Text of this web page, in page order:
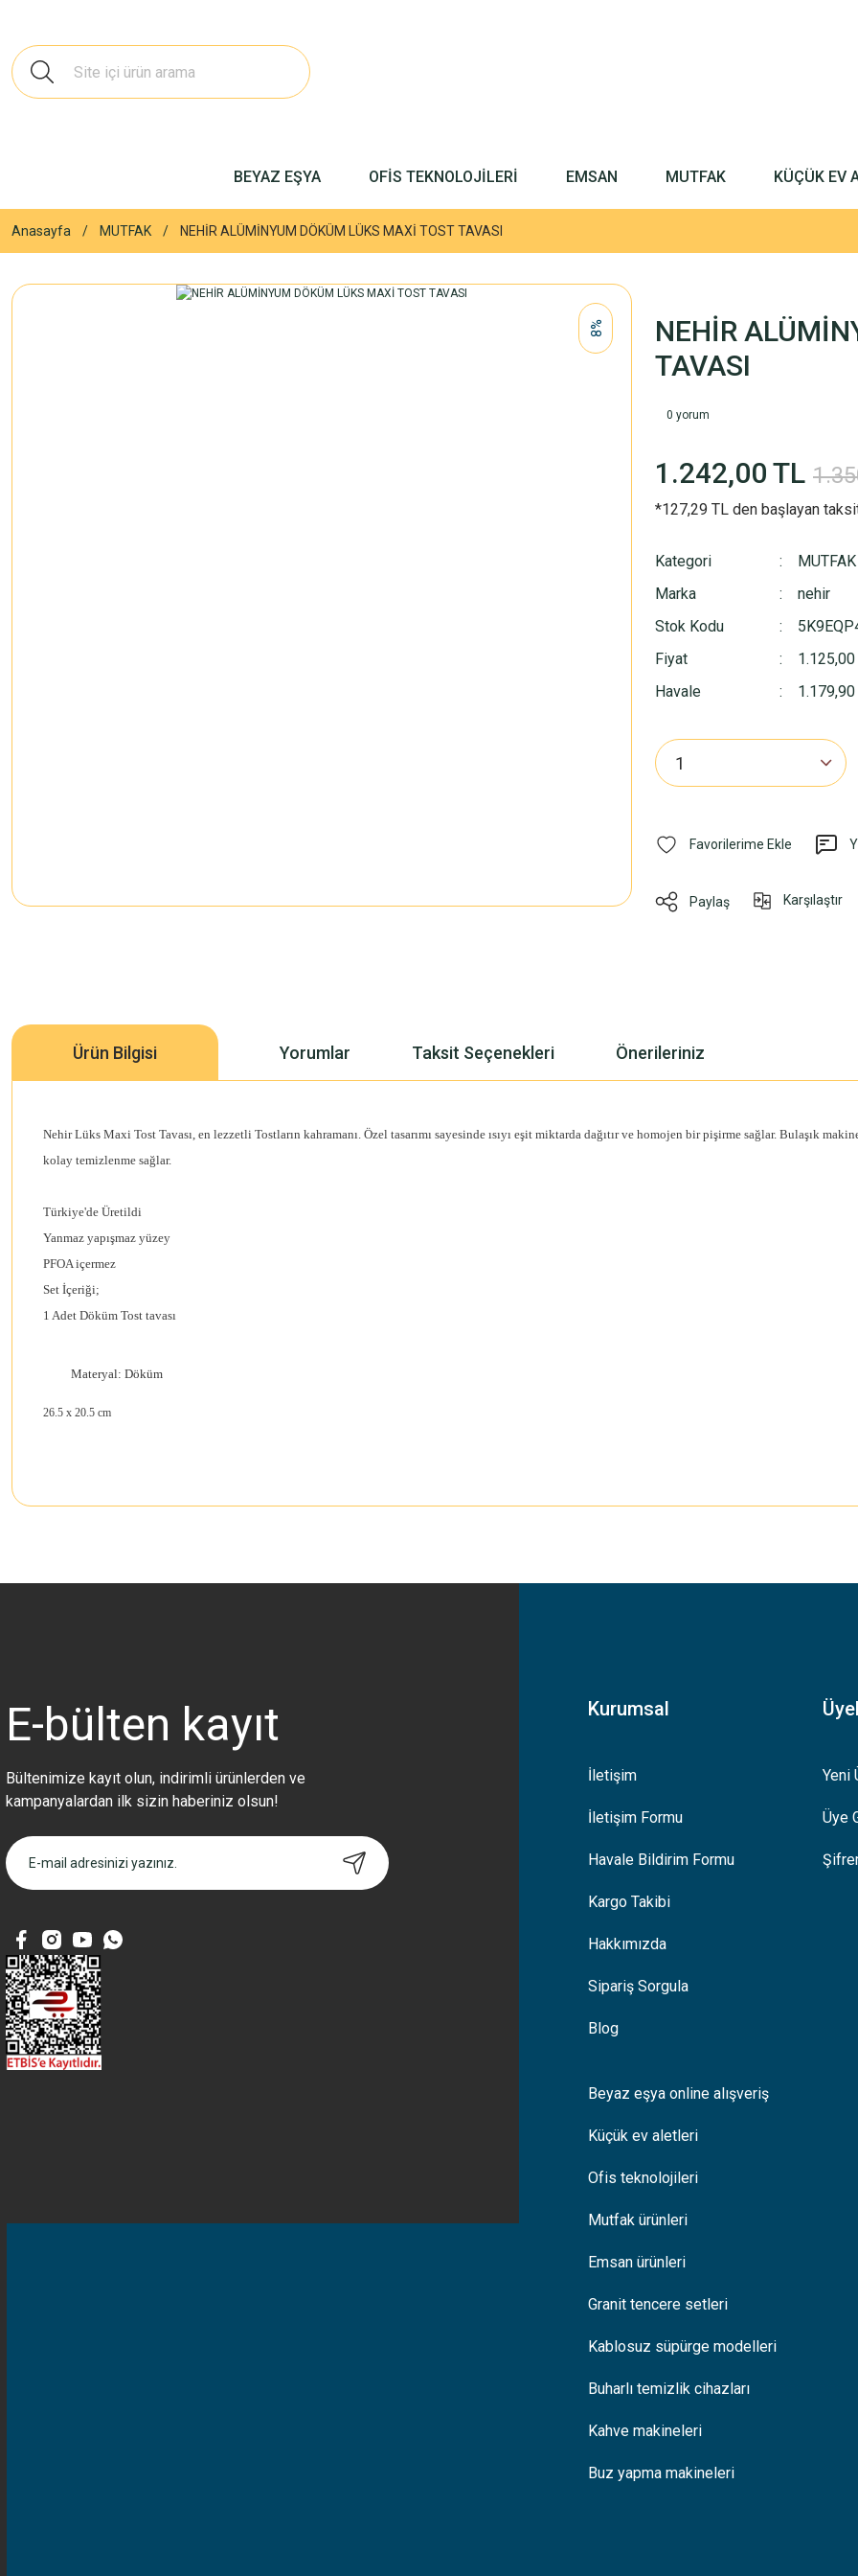
BEYAZ EŞYA OFİS TEKNOLOJİLERİ EMSAN MUTFAK KÜÇÜK EV
Anasayfa MUTFAK NEHİR ALÜMİNYUM DÖKÜM LÜKS MAXİ TOST TAVASI
%8
NEHİR
TAVASI
0 yorum
1.242,00 TL
*127,29 TL den başlayan
Kategori MUTFAK
Marka
nehir
Stok Kodu
Fiyat
Havale
Paylaş Karşılaştır
Ürün Bilgisi Yorumlar Taksit Seçenekleri Önerileriniz
Nehir Lüks Maxi Tost Tavası, en lezzetli Tostların kahramanı. Özel tasarımı sayesinde ısıyı eşit miktarda dağıtır ve homojen bir pişirme sağlar. Bulaşık
kolay temizlenme sağlar.
Türkiye'de Üretildi
Yanmaz yapışmaz yüzey
PFOA içermez
Set İçeriği;
1 Adet Döküm Tost tavası
Materyal: Döküm
26.5 x 20.5 cm
Bu ürüne ilk yorumu siz yapın!
Bu ürüne benzer farklı alternatifler olmalı.
Gönder
E-bülten kayıt
Bültenimize kayıt olun, indirimli ürünlerden ve
kampanyalardan ilk sizin haberiniz olsun!
Kurumsal
İletişim
İletişim Formu
Havale Bildirim Formu
Kargo Takibi
Hakkımızda
Sipariş Sorgula
Blog
Yeni
Üye
Beyaz eşya online alışveriş
Küçük ev aletleri
Ofis teknolojileri
Mutfak ürünleri
Emsan ürünleri
Granit tencere setleri
Kablosuz süpürge modelleri
Buharlı temizlik cihazları
Kahve makineleri
Buz yapma makineleri